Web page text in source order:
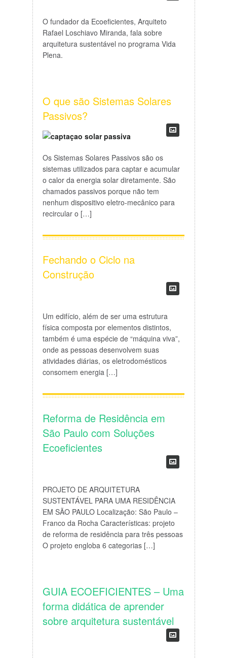
O fundador da Ecoeficientes, Arquiteto
Rafael Loschiavo Miranda, fala sobre
arquitetura sustentável no programa Vida
Plena.
O que são Sistemas Solares
Passivos?
Os Sistemas Solares Passivos são os
sistemas utilizados para captar e acumular
o calor da energia solar diretamente. São
chamados passivos porque não tem
nenhum dispositivo eletro-mecânico para
recircular o […]
Fechando o Ciclo na
Construção
Um edifício, além de ser uma estrutura
física composta por elementos distintos,
também é uma espécie de “máquina viva”,
onde as pessoas desenvolvem suas
atividades diárias, os eletrodomésticos
consomem energia […]
Reforma de Residência em
São Paulo com Soluções
Ecoeficientes
PROJETO DE ARQUITETURA
SUSTENTÁVEL PARA UMA RESIDÊNCIA
EM SÃO PAULO Localização: São Paulo –
Franco da Rocha Características: projeto
de reforma de residência para três pessoas
O projeto engloba 6 categorias […]
GUIA ECOEFICIENTES – Uma
forma didática de aprender
sobre arquitetura sustentável